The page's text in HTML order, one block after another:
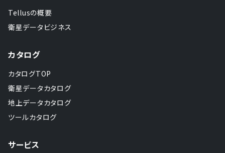
Tellusの概要
衛星データビジネス
カタログ
カタログTOP
衛星データカタログ
地上データカタログ
ツールカタログ
サービス